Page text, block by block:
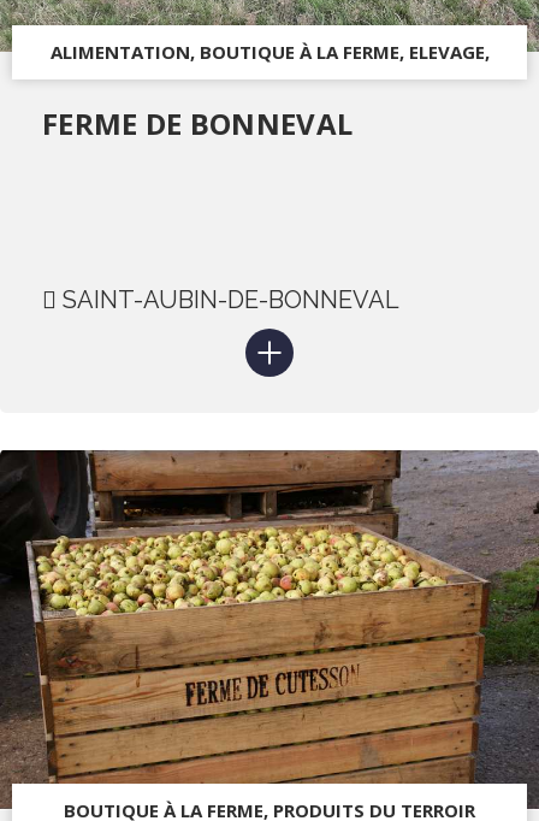
ALIMENTATION, BOUTIQUE À LA FERME, ELEVAGE,
FERME DE BONNEVAL
SAINT-AUBIN-DE-BONNEVAL
BOUTIQUE À LA FERME, PRODUITS DU TERROIR